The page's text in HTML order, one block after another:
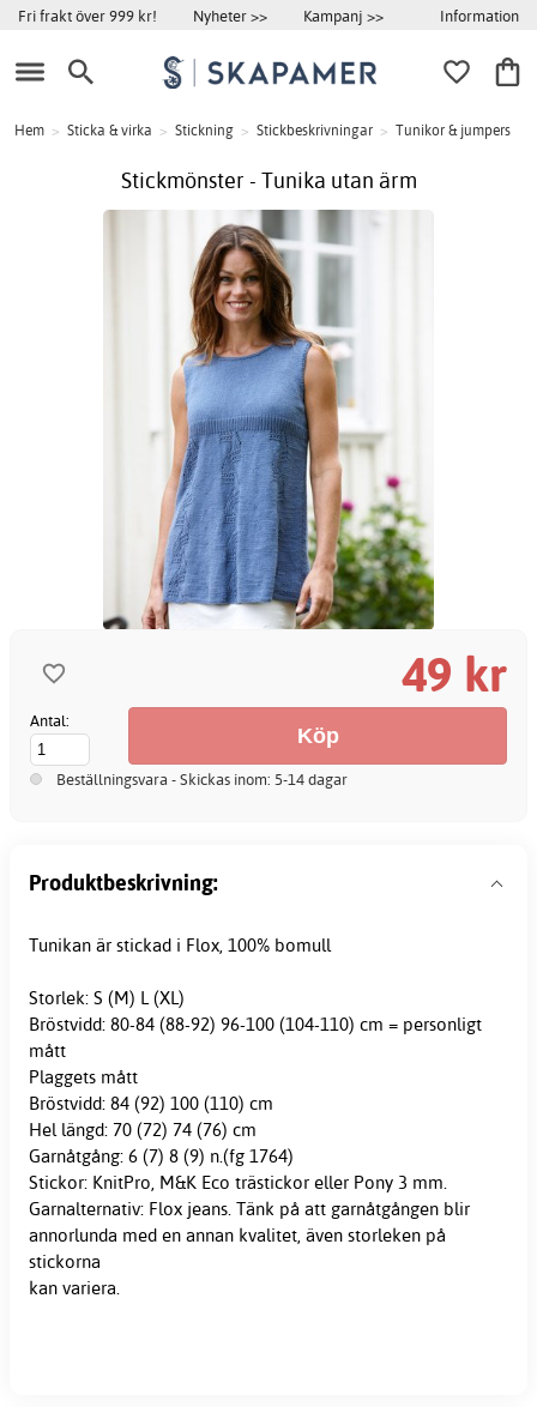
Fri frakt över 999 kr! Nyheter >> Kampanj >> Information
Hem > Sticka & virka > Stickning > Stickbeskrivningar > Tunikor & jumpers
Stickmönster - Tunika utan ärm
49 kr
Antal:
Beställningsvara - Skickas inom: 5-14 dagar
Produktbeskrivning:
Tunikan är stickad i Flox, 100% bomull
Storlek: S (M) L (XL)
Bröstvidd: 80-84 (88-92) 96-100 (104-110) cm = personligt
mått
Plaggets mått
Bröstvidd: 84 (92) 100 (110) cm
Hel längd: 70 (72) 74 (76) cm
Garnåtgång: 6 (7) 8 (9) n.(fg 1764)
Stickor: KnitPro, M&K Eco trästickor eller Pony 3 mm.
Garnalternativ: Flox jeans. Tänk på att garnåtgången blir
annorlunda med en annan kvalitet, även storleken på
stickorna
kan variera.